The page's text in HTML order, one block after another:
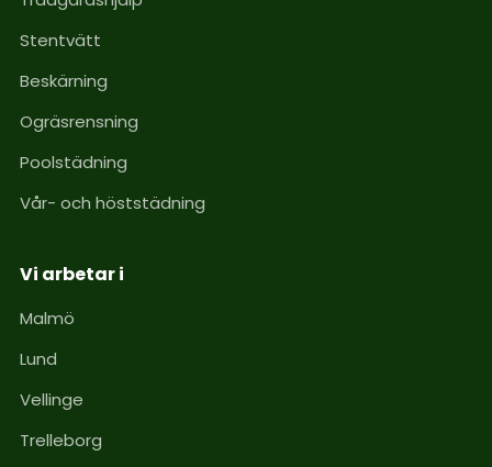
Stentvätt
Beskärning
Ogräsrensning
Poolstädning
Vår- och höststädning
Vi arbetar i
Malmö
Lund
Vellinge
Trelleborg